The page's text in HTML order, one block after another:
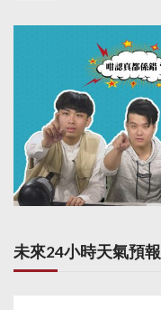
未來24小時天氣預報